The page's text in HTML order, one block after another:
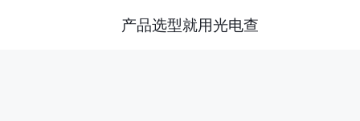
产品选型就用光电查